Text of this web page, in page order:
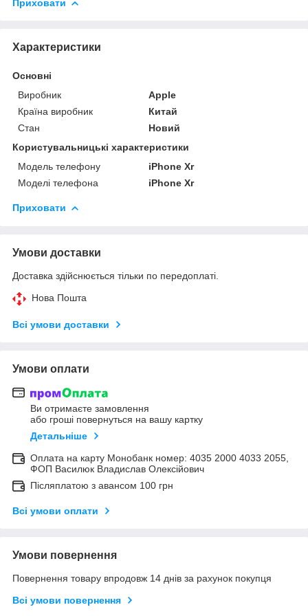
Приховати
Характеристики
Основні
Виробник
Apple
Країна виробник
Китай
Стан
Новий
Користувальницькі характеристики
Модель телефону
iPhone Xr
Моделі телефона
iPhone Xr
Приховати
Умови доставки
Доставка здійснюється тільки по передоплаті.
Нова Пошта
Всі умови доставки
Умови оплати
Ви отримаєте замовлення
або гроші повернуться на вашу картку
Детальніше
Оплата на карту Монобанк номер: 4035 2000 4033 2055,
ФОП Василюк Владислав Олексійович
Післяплатою з авансом 100 грн
Всі умови оплати
Умови повернення
Повернення товару впродовж 14 днів за рахунок покупця
Всі умови повернення